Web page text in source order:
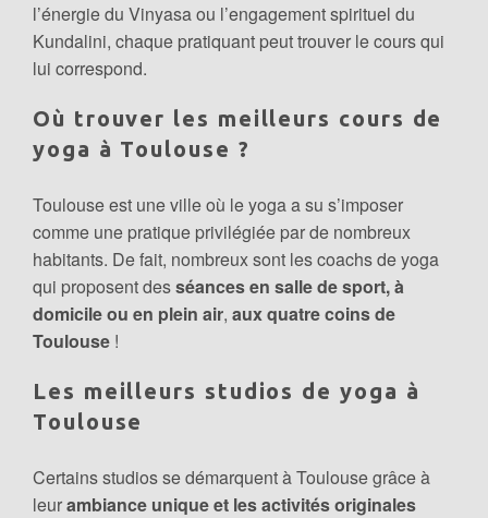
l’énergie du Vinyasa ou l’engagement spirituel du
Kundalini, chaque pratiquant peut trouver le cours qui
lui correspond.
Où trouver les meilleurs cours de
yoga à Toulouse ?
Toulouse est une ville où le yoga a su s’imposer
comme une pratique privilégiée par de nombreux
habitants. De fait, nombreux sont les coachs de yoga
qui proposent desséances en salle de sport, à
domicile ou en plein air, aux quatre coins de
Toulouse !
Les meilleurs studios de yoga à
Toulouse
Certains studios se démarquent à Toulouse grâce à
leurambiance unique et les activités originales